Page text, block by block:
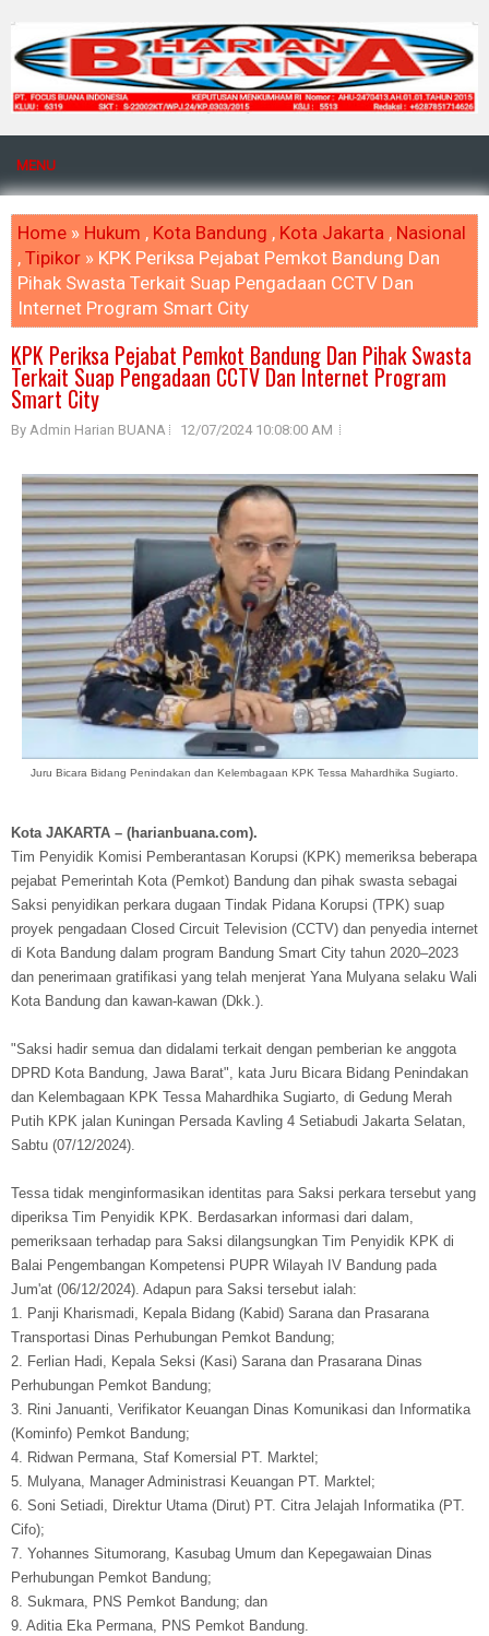
MENU
Home » Hukum , Kota Bandung , Kota Jakarta , Nasional
, Tipikor » KPK Periksa Pejabat Pemkot Bandung Dan
Pihak Swasta Terkait Suap Pengadaan CCTV Dan
Internet Program Smart City
KPK Periksa Pejabat Pemkot Bandung Dan Pihak Swasta
Terkait Suap Pengadaan CCTV Dan Internet Program
Smart City
By Admin Harian BUANA 12/07/2024 10:08:00 AM
Juru Bicara Bidang Penindakan dan Kelembagaan KPK Tessa Mahardhika Sugiarto.
Kota JAKARTA – (harianbuana.com).
Tim Penyidik Komisi Pemberantasan Korupsi (KPK) memeriksa beberapa
pejabat Pemerintah Kota (Pemkot) Bandung dan pihak swasta sebagai
Saksi penyidikan perkara dugaan Tindak Pidana Korupsi (TPK) suap
proyek pengadaan Closed Circuit Television (CCTV) dan penyedia internet
di Kota Bandung dalam program Bandung Smart City tahun 2020–2023
dan penerimaan gratifikasi yang telah menjerat Yana Mulyana selaku Wali
Kota Bandung dan kawan-kawan (Dkk.).
"Saksi hadir semua dan didalami terkait dengan pemberian ke anggota
DPRD Kota Bandung, Jawa Barat", kata Juru Bicara Bidang Penindakan
dan Kelembagaan KPK Tessa Mahardhika Sugiarto, di Gedung Merah
Putih KPK jalan Kuningan Persada Kavling 4 Setiabudi Jakarta Selatan,
Sabtu (07/12/2024).
Tessa tidak menginformasikan identitas para Saksi perkara tersebut yang
diperiksa Tim Penyidik KPK. Berdasarkan informasi dari dalam,
pemeriksaan terhadap para Saksi dilangsungkan Tim Penyidik KPK di
Balai Pengembangan Kompetensi PUPR Wilayah IV Bandung pada
Jum'at (06/12/2024). Adapun para Saksi tersebut ialah:
1. Panji Kharismadi, Kepala Bidang (Kabid) Sarana dan Prasarana
Transportasi Dinas Perhubungan Pemkot Bandung;
2. Ferlian Hadi, Kepala Seksi (Kasi) Sarana dan Prasarana Dinas
Perhubungan Pemkot Bandung;
3. Rini Januanti, Verifikator Keuangan Dinas Komunikasi dan Informatika
(Kominfo) Pemkot Bandung;
4. Ridwan Permana, Staf Komersial PT. Marktel;
5. Mulyana, Manager Administrasi Keuangan PT. Marktel;
6. Soni Setiadi, Direktur Utama (Dirut) PT. Citra Jelajah Informatika (PT.
Cifo);
7. Yohannes Situmorang, Kasubag Umum dan Kepegawaian Dinas
Perhubungan Pemkot Bandung;
8. Sukmara, PNS Pemkot Bandung; dan
9. Aditia Eka Permana, PNS Pemkot Bandung.